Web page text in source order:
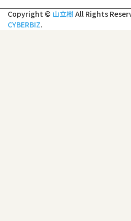
Copyright © 山立樹 All Rights
CYBERBIZ.